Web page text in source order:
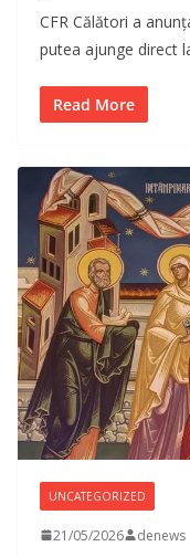
CFR Călători a
putea ajunge direct
Read More
UNCATEGORIZED
21/05/2026 denews